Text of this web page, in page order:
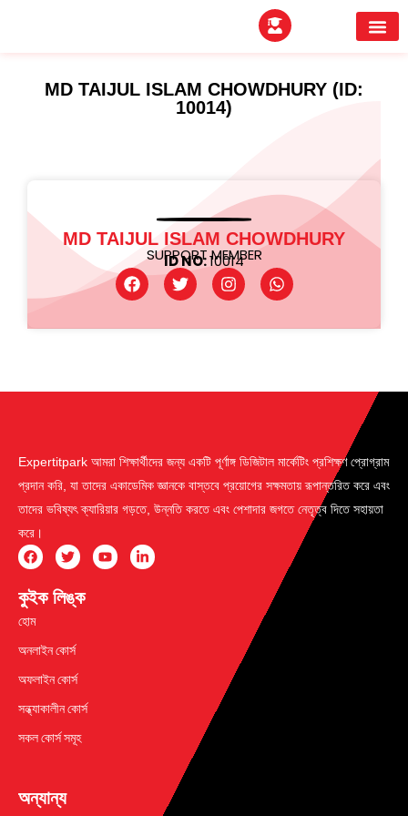
MD TAIJUL ISLAM CHOWDHURY (ID:
10014)
MD TAIJUL ISLAM CHOWDHURY
SUPPORT MEMBER
ID NO:10014
Expertitpark আমরা শিক্ষার্থীদের জন্য একটি পূর্ণাঙ্গ ডিজিটাল মার্কেটিং প্রশিক্ষণ প্রোগ্রাম
প্রদান করি, যা তাদের একাডেমিক জ্ঞানকে বাস্তবে প্রয়োগের সক্ষমতায় রূপান্তরিত করে এবং
তাদের ভবিষ্যৎ ক্যারিয়ার গড়তে, উন্নতি করতে এবং পেশাদার জগতে নেতৃত্ব দিতে সহায়তা
করে।
কুইক লিঙ্ক
হোম
অনলাইন কোর্স
অফলাইন কোর্স
সন্ধ্যাকালীন কোর্স
সকল কোর্স সমূহ
অন্যান্য